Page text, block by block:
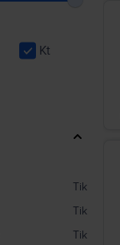
Kt
Tik
Tik
Tik